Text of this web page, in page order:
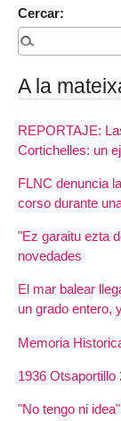
Cercar:
A la
REPORTAJE:
Cortichelles: un
FLNC denuncia
corso durante
"Ez garaitu ezta
novedades
El mar balear
un grado entero,
Memoria
1936 Otsaportillo
"No tengo ni